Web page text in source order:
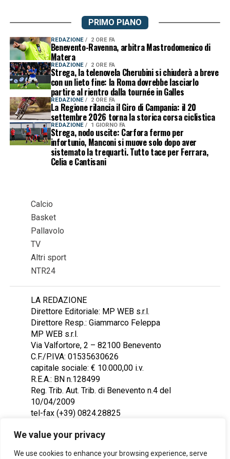
We value your privacy
We use cookies to enhance your browsing experience, serve
PRIMO PIANO
REDAZIONE 2 ORE FA
Benevento-Ravenna, arbitra Mastrodomenico di
Matera
REDAZIONE 2 ORE FA
Strega, la telenovela Cherubini si chiuderà a breve
con un lieto fine: la Roma dovrebbe lasciarlo
partire al rientro dalla tournée in Galles
REDAZIONE 2 ORE FA
La Regione rilancia il Giro di Campania: il 20
settembre 2026 torna la storica corsa ciclistica
REDAZIONE 1 GIORNO FA
Strega, nodo uscite: Carfora fermo per
infortunio, Manconi si muove solo dopo aver
sistemato la trequarti. Tutto tace per Ferrara,
Celia e Cantisani
Calcio
Basket
Pallavolo
TV
Altri sport
NTR24
LA REDAZIONE
Direttore Editoriale: MP WEB s.r.l.
Direttore Resp.: Giammarco Feleppa
MP WEB s.r.l.
Via Valfortore, 2 – 82100 Benevento
C.F./P.IVA: 01535630626
capitale sociale: € 10.000,00 i.v.
R.E.A.: BN n.128499
Reg. Trib. Aut. Trib. di Benevento n.4 del
10/04/2009
tel-fax (+39) 0824.28825